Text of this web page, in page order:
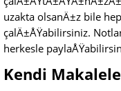
uzakta olsanÄ±z bile
çalÄ±ÅŸabilirsiniz.
herkesle
Kendi